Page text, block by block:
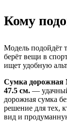
Кому
Модель подойдёт
берёт вещи в
ищет удобную
Сумка дорожная
47.5 см. —
дорожная сумка
решение для тех,
вид и